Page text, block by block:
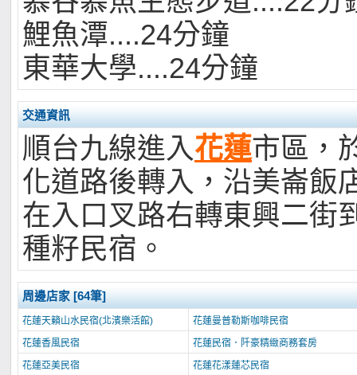
鯉魚潭....24分鐘
東華大學....24分鐘
交通資訊
順台九線進入花蓮市區，
化道路後轉入，沿美崙飯
在入口叉路右轉東興二街
種籽民宿。
周邊店家 [64筆]
花蓮天籟山水民宿(北濱樂活館)
花蓮曼普勒斯咖啡民宿
花蓮香風民宿
花蓮民宿．阡豪精緻商務套房
花蓮亞美民宿
花蓮花漾蓮芯民宿